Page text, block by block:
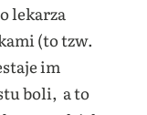
lekarza
(to tzw.
im
boli, a to